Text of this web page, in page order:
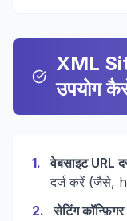
XML
उपयोग
1. वेबसाइट URL
दर्ज करें (जैसे,
2. सेटिंग